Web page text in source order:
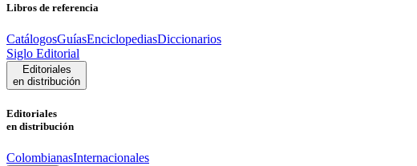
Libros de referencia
CatálogosGuíasEnciclopediasDiccionarios
Siglo Editorial
Editoriales
en distribución
Editoriales
en distribución
ColombianasInternacionales